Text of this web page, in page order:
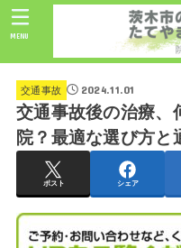
MENU
交通事故 2024.11.01
交通事故後の治療、
院？最適な選び方と
ポスト シェア